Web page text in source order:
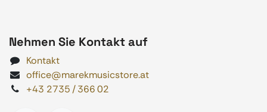
Nehmen Sie Kontakt auf
Kontakt
office@marekmusicstore.at
+43 2735 / 366 02